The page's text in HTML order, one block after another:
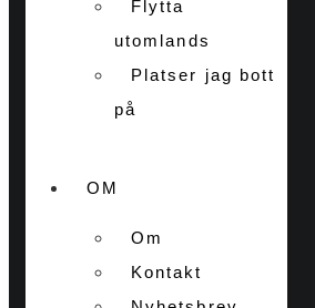
Flytta
utomlands
Platser jag bott
på
OM
Om
Kontakt